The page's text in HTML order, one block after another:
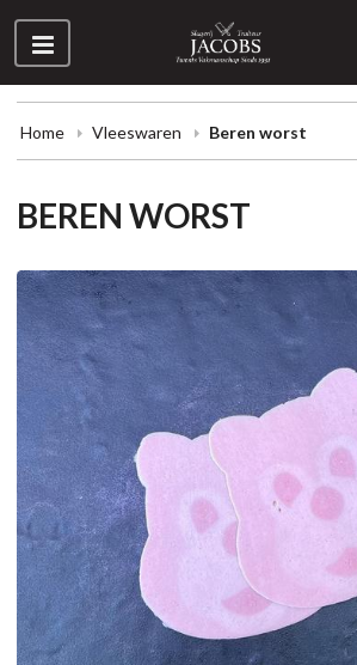
Home Vleeswaren Beren worst
BEREN WORST